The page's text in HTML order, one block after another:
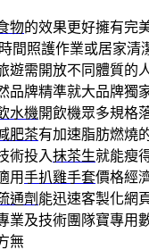
物的效果更好擁有完
間照護作業或居家清
遊需開放不同體質的
品牌精準就大品牌獨
水機開飲機眾多規格
肥茶有加速脂肪燃燒
術投入抹茶生就能瘦
用手扒雞手套價格經
通劑 能迅速客製化網
業及技術團隊寶專用
無